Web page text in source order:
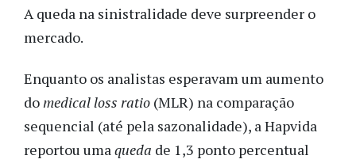
A queda na sinistralidade deve surpreender o
mercado.
Enquanto os analistas esperavam um aumento
domedical loss ratio (MLR) na comparação
sequencial (até pela sazonalidade), a Hapvida
reportou umaqueda de 1,3 ponto percentual